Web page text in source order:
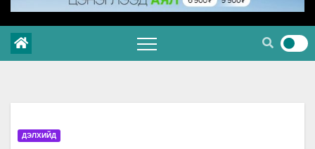
ДЭЛХИЙД